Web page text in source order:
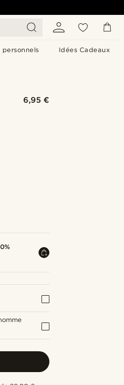
personnels Idées Cadeaux
6,95 €